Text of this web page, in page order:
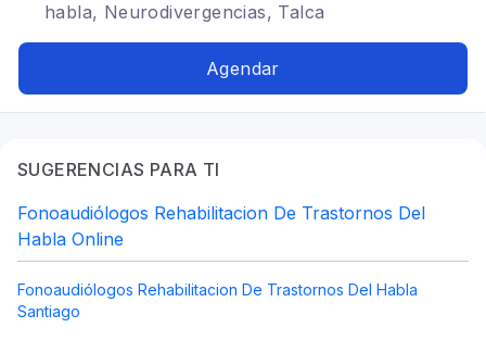
habla, Neurodivergencias, Talca
Agendar
SUGERENCIAS PARA TI
Fonoaudiólogos Rehabilitacion De Trastornos Del
Habla Online
Fonoaudiólogos Rehabilitacion De Trastornos Del Habla
Santiago